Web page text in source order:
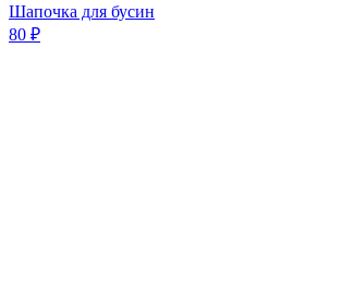
Шапочка для бусин
80 ₽